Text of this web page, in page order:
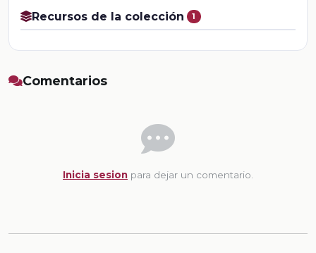
Recursos de la colección 1
Comentarios
Inicia sesion para dejar un comentario.